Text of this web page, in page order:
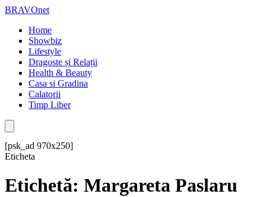
BRAVOnet
Home
Showbiz
Lifestyle
Dragoste și Relații
Health & Beauty
Casa si Gradina
Calatorii
Timp Liber
[psk_ad 970x250]
Eticheta
Etichetă: Margareta Paslaru